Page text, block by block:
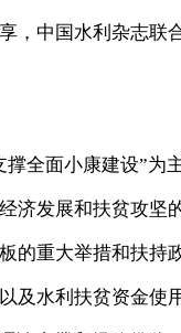
，中国水利杂志联
面小康建设”为
济发展和扶贫攻
的重大举措和扶
及水利扶贫资金